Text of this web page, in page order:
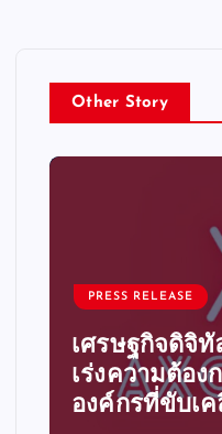
Other Story
PRESS
ระบบอัต
ความได้
ขององค์